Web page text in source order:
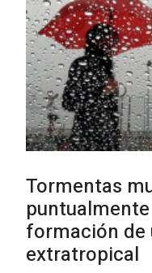
03-08-2026